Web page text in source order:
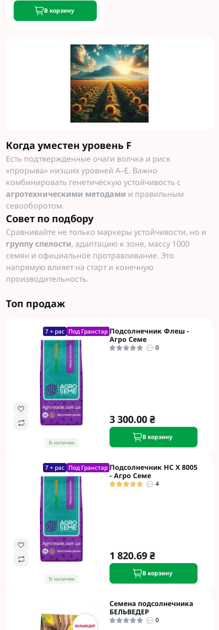
В корзину
Когда уместен уровень F
Есть подтвержденные очаги волчка и риск
«прорыва» низших уровней A–E. Важно
комбинировать генетическую устойчивость с
агротехническими методами и правильным
севооборотом.
Совет по подбору
Сравнивайте не только маркеры устойчивости, но и
группу спелости, адаптацию к зоне, массу 1000
семян и официальное протравливание. Это
напрямую влияет на старт и конечную
производительность.
Топ продаж
7 + рас Под Гранстар
В наличии
Подсолнечник Флеш -
Агро Семе
0
3 300.00 ₴
В корзину
7 + рас Под Гранстар
В наличии
Подсолнечник НС Х 8005
- Агро Семе
4
1 820.69 ₴
В корзину
Семена подсолнечника
БЕЛЬВЕДЕР
0